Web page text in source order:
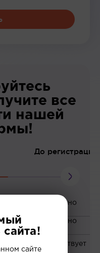
все
нашей
До регистрации
сайта!
сайте